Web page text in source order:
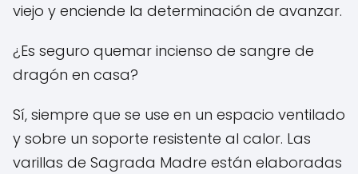
viejo y enciende la determinación de avanzar.
¿Es seguro quemar incienso de sangre de
dragón en casa?
Sí, siempre que se use en un espacio ventilado
y sobre un soporte resistente al calor. Las
varillas de Sagrada Madre están elaboradas